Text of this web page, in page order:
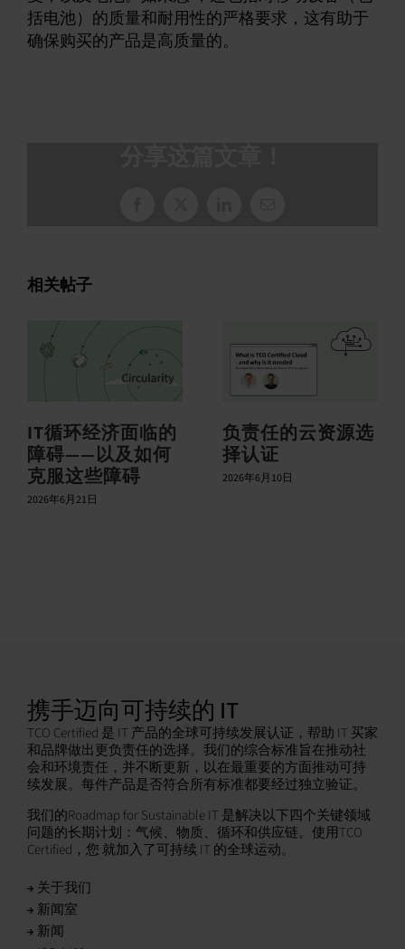
括电池）的质量和耐用性的严格要求，这有助于
确保购买的产品是高质量的。
相关帖子
IT循环经济面临的
障碍——以及如何
克服这些障碍
2026年6月21日
负责任的云资源选
择认证
2026年6月10日
携手迈向可持续的 IT
TCO Certified 是 IT 产品的全球可持续发展认证，帮助 IT 买家
和品牌做出更负责任的选择。我们的综合标准旨在推动社
会和环境责任，并不断更新，以在最重要的方面推动可持
续发展。每件产品是否符合所有标准都要经过独立验证。
我们的Roadmap for Sustainable IT 是解决以下四个关键领域
问题的长期计划：气候、物质、循环和供应链。使用TCO
Certified，您 就加入了可持续 IT 的全球运动。
关于我们
新闻室
新闻